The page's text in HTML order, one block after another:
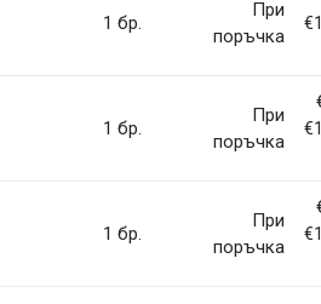
1 бр.
При
поръчка
1 бр.
При
поръчка
1 бр.
При
поръчка